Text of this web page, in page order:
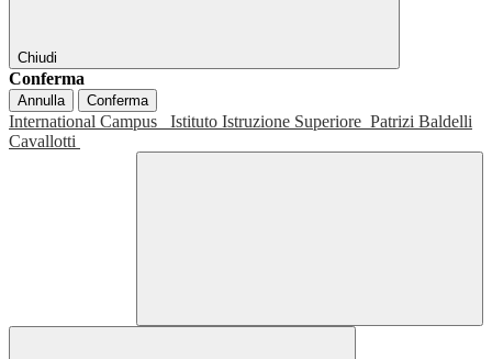
Chiudi
Conferma
Annulla Conferma
International Campus Istituto Istruzione Superiore Patrizi Baldelli
Cavallotti